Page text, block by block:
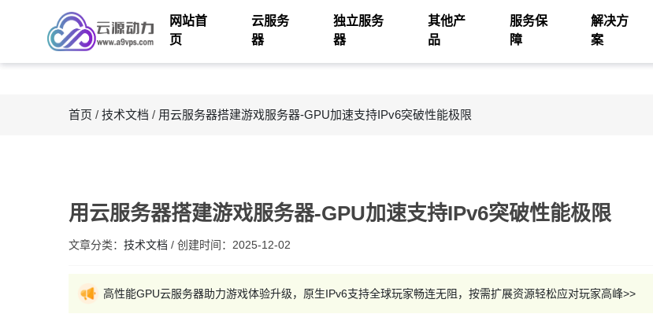
网站首
页
云服务
器
独立服务
器
其他产
品
服务保
障
解决方
案
首页 / 技术文档 / 用云服务器搭建游戏服务器-GPU加速支持IPv6突破性能极限
用云服务器搭建游戏服务器-GPU加速支持IPv6突破性能极限
文章分类： 技术文档 / 创建时间： 2025-12-02
高性能GPU云服务器助力游戏体验升级，原生IPv6支持全球玩家畅连无阻，按需扩展资源轻松应对玩家高峰>>